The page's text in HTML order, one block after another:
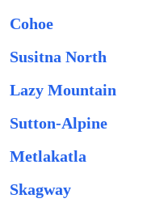
Cohoe
Susitna North
Lazy Mountain
Sutton-Alpine
Metlakatla
Skagway